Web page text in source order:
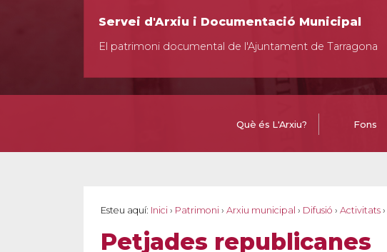
Servei d'Arxiu i Documentació Municipal
El patrimoni documental de l'Ajuntament de Tarragona
Què és L'Arxiu? Fons
Esteu aquí: Inici › Patrimoni › Arxiu municipal › Difusió › Activitats ›
Petjades republicanes